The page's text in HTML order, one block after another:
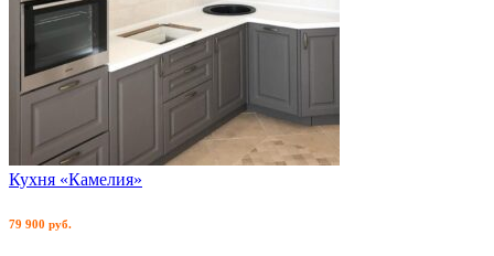
Кухня «Камелия»
79 900 руб.